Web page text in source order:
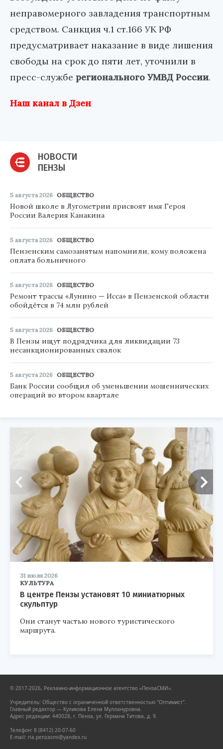
неправомерного завладения транспортным
средством. Санкция ч.1 ст.166 УК РФ
предусматривает наказание в виде лишения
свободы на срок до пяти лет, уточнили в
пресс-службе регионального УМВД России.
Наш канал в Дзен
НОВОСТИ
ПЕНЗЫ
5 августа 2026 ОБЩЕСТВО
Новой школе в Лугометрии присвоят имя Героя
России Валерия Канакина
5 августа 2026 ОБЩЕСТВО
Пензенским самозанятым напомнили, кому положена
оплата больничного
5 августа 2026 ОБЩЕСТВО
Ремонт трассы «Лунино — Исса» в Пензенской области
обойдётся в 74 млн рублей
5 августа 2026 ОБЩЕСТВО
В Пензы ищут подрядчика для ликвидации 73
несанкционированных свалок
5 августа 2026 ОБЩЕСТВО
Банк России сообщил об уменьшении мошеннических
операций во втором квартале
31 июля 2026
КУЛЬТУРА
В центре Пензы установят 10 миниатюрных
скульптур
Они станут частью нового туристического
маршрута.
© 2017-2026, Рекламно-информационное агентство «ПензаСМИ».
Учредитель: Общество с ограниченной ответственностью "Оптимист".
Главный редактор — Куликова Елена Муллануровна.
Адрес редакции: 440028, г. Пенза, ул. Германа Титова, д. 9.
Телефон: 8 (8412) 20-07-60
E-mail: ria.penzasmi@yandex.ru